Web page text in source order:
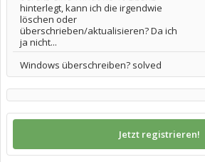
hinterlegt, kann ich die irgendwie
löschen oder
überschrieben/aktualisieren? Da ich
ja nicht...
Windows überschreiben? solved
Jetzt registrieren!